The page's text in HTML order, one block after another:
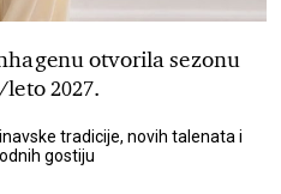
otvorila sezonu
2027.
tradicije, novih talenata i
gostiju